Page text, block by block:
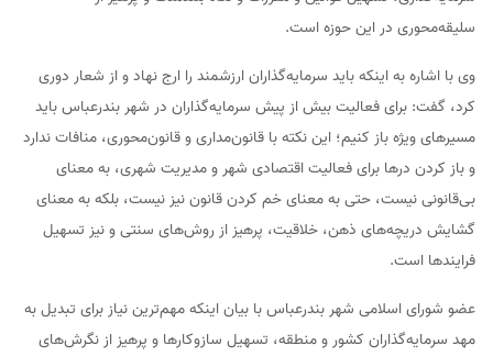
سلیقه‌محوری در این حوزه است.
وی با اشاره به اینکه باید سرمایه‌گذاران ارزشمند را ارج نهاد و از شعار دوری
کرد، گفت: برای فعالیت بیش از پیش سرمایه‌گذاران در شهر بندرعباس باید
مسیرهای ویژه باز کنیم؛ این نکته با قانون‌مداری و قانون‌محوری، منافات ندارد
و باز کردن درها برای فعالیت اقتصادی شهر و مدیریت شهری، به معنای
بی‌قانونی نیست، حتی به معنای خم کردن قانون نیز نیست، بلکه به معنای
گشایش دریچه‌های ذهن، خلاقیت، پرهیز از روش‌های سنتی و نیز تسهیل
فرایندها است.
عضو شورای اسلامی شهر بندرعباس با بیان اینکه مهم‌ترین نیاز برای تبدیل به
مهد سرمایه‌گذاران کشور و منطقه، تسهیل سازوکارها و پرهیز از نگرش‌های